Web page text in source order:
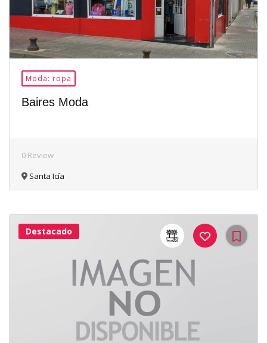
Moda: ropa
Baires Moda
0 Review
Santa Icía
42Me
Destacado